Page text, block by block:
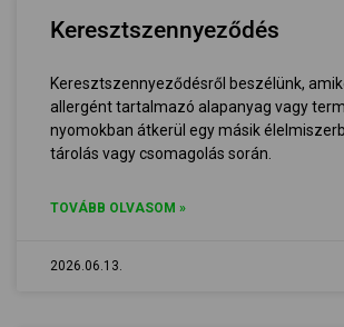
Keresztszennyeződés
Keresztszennyeződésről beszélünk,
allergént tartalmazó alapanyag vagy
nyomokban átkerül egy másik
tárolás vagy csomagolás során.
TOVÁBB OLVASOM »
2026.06.13.